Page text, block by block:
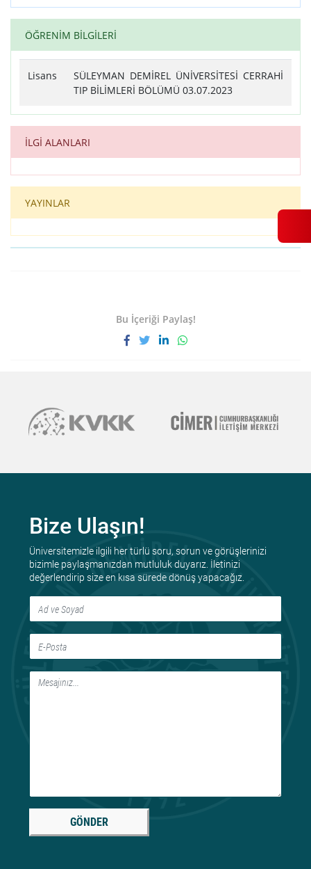
ÖĞRENİM BİLGİLERİ
Lisans
SÜLEYMAN DEMİREL ÜNİVERSİTESİ CERRAHİ
TIP BİLİMLERİ BÖLÜMÜ 03.07.2023
İLGİ ALANLARI
YAYINLAR
Bu İçeriği Paylaş!
Bize Ulaşın!
Üniversitemizle ilgili her türlü soru, sorun ve görüşlerinizi
bizimle paylaşmanızdan mutluluk duyarız. İletinizi
değerlendirip size en kısa sürede dönüş yapacağız.
GÖNDER